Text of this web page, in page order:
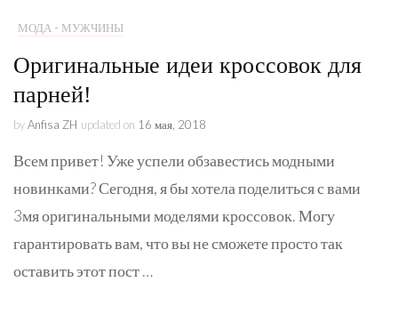
МОДА - МУЖЧИНЫ
Оригинальные идеи кроссовок для
парней!
byAnfisa ZH updated on 16 мая, 2018
Всем привет! Уже успели обзавестись модными
новинками? Сегодня, я бы хотела поделиться с вами
3мя оригинальными моделями кроссовок. Могу
гарантировать вам, что вы не сможете просто так
оставить этот пост …